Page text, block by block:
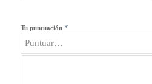
Tu puntuación *